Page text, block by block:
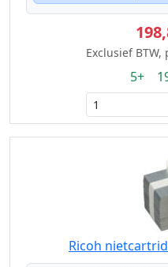
Exclusief
5+
Ricoh